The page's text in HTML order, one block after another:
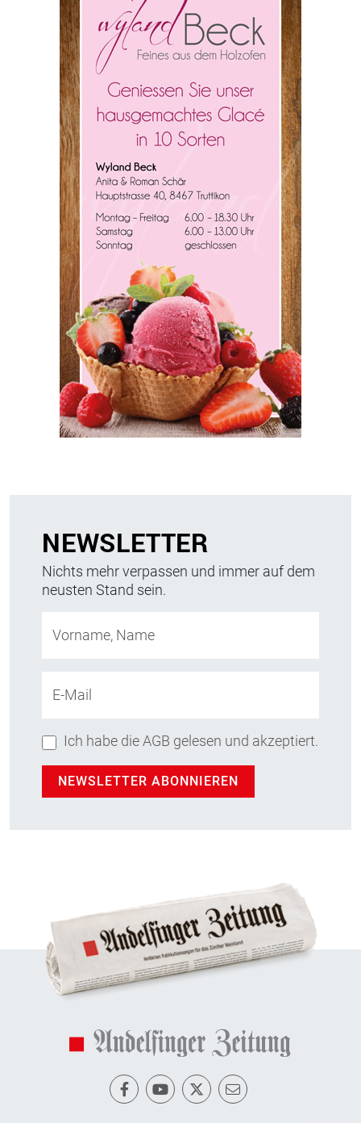
NEWSLETTER
Nichts mehr verpassen und immer auf dem
neusten Stand sein.
Vorname, Name
E-Mail
Ich habe die AGB gelesen und akzeptiert.
NEWSLETTER ABONNIEREN